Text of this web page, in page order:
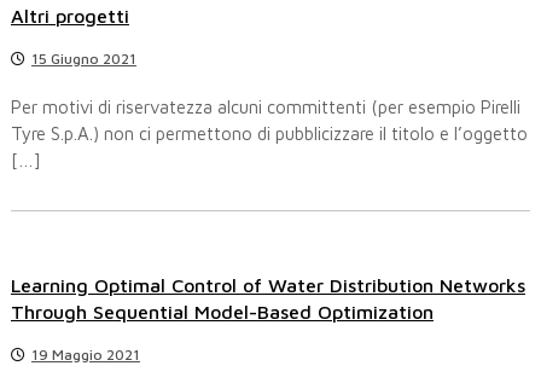
Altri progetti
15 Giugno 2021
Per motivi di riservatezza alcuni committenti (per esempio Pirelli
Tyre S.p.A.) non ci permettono di pubblicizzare il titolo e l’oggetto
[…]
Learning Optimal Control of Water Distribution Networks
Through Sequential Model-Based Optimization
19 Maggio 2021